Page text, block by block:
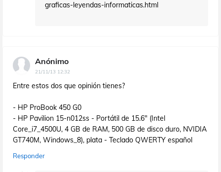
graficas-leyendas-informaticas.html
Anónimo
21/11/13 12:32
Entre estos dos que opinión tienes?
- HP ProBook 450 G0
- HP Pavilion 15-n012ss - Portátil de 15.6" (Intel
Core_i7_4500U, 4 GB de RAM, 500 GB de disco duro, NVIDIA
GT740M, Windows_8), plata - Teclado QWERTY español
Responder